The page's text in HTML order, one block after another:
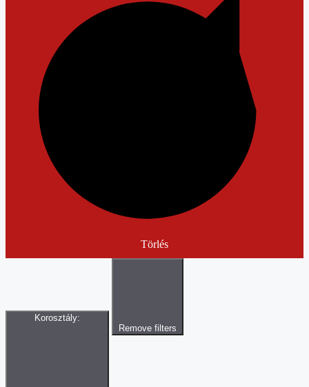
Törlés
Korosztály:
Remove filters